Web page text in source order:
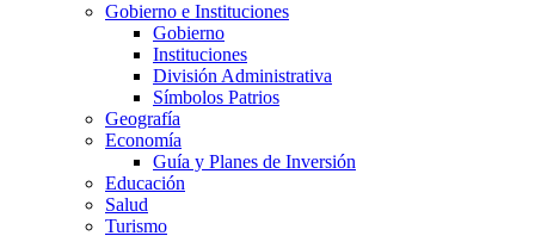
Gobierno e Instituciones
Gobierno
Instituciones
División Administrativa
Símbolos Patrios
Geografía
Economía
Guía y Planes de Inversión
Educación
Salud
Turismo